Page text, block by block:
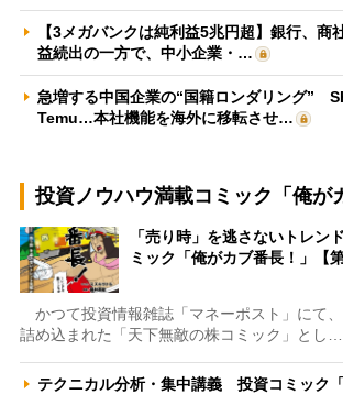
【3メガバンクは純利益5兆円超】銀行、商
益続出の一方で、中小企業・…
急増する中国企業の“国籍ロンダリング”
Temu…本社機能を海外に移転させ…
投資ノウハウ満載コミック「俺が
「売り時」を逃さないトレ
ミック「俺がカブ番長！」【第
かつて投資情報雑誌「マネーポスト」にて
詰め込まれた「天下無敵の株コミック」とし…
テクニカル分析・集中講義 投資コミック「